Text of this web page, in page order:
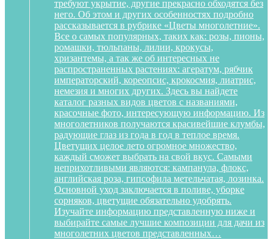
требуют укрытие, другие прекрасно обходятся без
него. Об этом и других особенностях подробно
рассказывается в рубрике «Цветы многолетние».
Все о самых популярных, таких как: розы, пионы,
ромашки, тюльпаны, лилии, крокусы,
хризантемы, а так же об интересных не
распространенных растениях: агератум, рябчик
императорский, кореопсис, крокосмия, лиатрис,
немезия и многих других. Здесь вы найдете
каталог разных видов цветов с названиями,
красочные фото, интересующую информацию. Из
многолетников получаются красивейшие клумбы,
радующие глаз из года в год в теплое время.
Цветущих целое лето огромное множество,
каждый сможет выбрать на свой вкус. Самыми
неприхотливыми являются: кампанула, флокс,
английская роза, гипсофила метельчатая, лозинка.
Основной уход заключается в поливе, уборке
сорняков, цветущие обязательно удобрять.
Изучайте информацию представленную ниже и
выбирайте самые лучшие композиции для дачи из
многолетних цветов представленных…